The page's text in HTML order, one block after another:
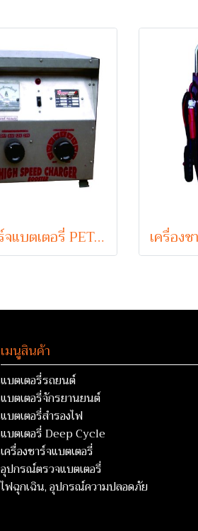
เครื่องชาร์จแบตเตอรี่ PETCH รุ่น PST24100 (24V 100A Max)
เมนูสินค้า
แบตเตอรี่รถยนต์
แบตเตอรี่จักรยานยนต์
แบตเตอรี่สำรองไฟ
แบตเตอรี่ Deep Cycle
เครื่องชาร์จแบตเตอรี่
อุปกรณ์ตรวจแบตเตอรี่
ไฟฉุกเฉิน, อุปกรณ์ความปลอดภัย